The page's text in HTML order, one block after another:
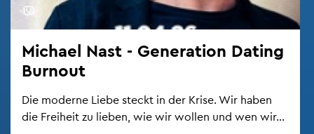
Mi­cha­el Nast - Ge­ne­ra­ti­on Da­ting
Bur­nout
Die mo­der­ne Liebe steckt in der Krise. Wir haben
die Frei­heit zu lie­ben, wie wir wol­len und wen wir...